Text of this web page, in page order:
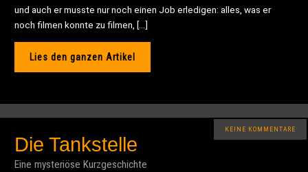
und auch er musste nur noch einen Job erledigen: alles, was er
noch filmen konnte zu filmen, […]
Lies den ganzen Artikel
KEINE KOMMENTARE
Die Tankstelle
Eine mysteriöse Kurzgeschichte